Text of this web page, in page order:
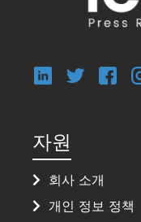
자원
회사 소개
개인 정보 정책